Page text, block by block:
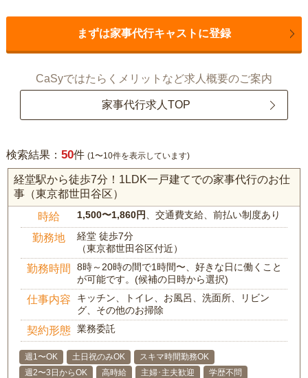
まずは家事代行キャストに登録
CaSyではたらくメリットなど求人概要のご案内
家事代行求人TOP
検索結果： 50件 (1〜10件を表示しています)
経堂駅から徒歩7分！1LDK一戸建てでの家事代行のお仕
事（東京都世田谷区）
時給 1,500〜1,860円 、交通費支給、前払い制度あり
勤務地
経堂 徒歩7分
（東京都世田谷区付近）
勤務時間
8時～20時の間で1時間〜、好きな日に働くこと
が可能です。(候補の日時から選択)
仕事内容
キッチン、トイレ、お風呂、洗面所、リビン
グ、その他のお掃除
契約形態 業務委託
週1〜OK 土日祝のみOK
スキマ時間勤務OK
週2〜3日からOK
高時給 主婦･主夫歓迎
学歴不問